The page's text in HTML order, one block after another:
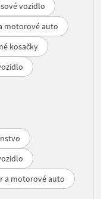
vozidlo
motorové auto
kosačky
a motorové auto